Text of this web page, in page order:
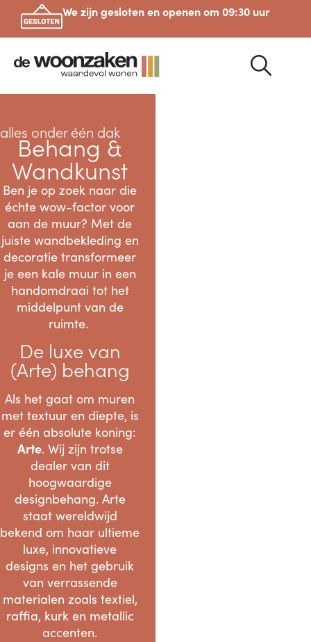
We zijn gesloten en openen om 09:30 uur
alles onder één dak
Behang &
Wandkunst
Ben je op zoek naar die
échte wow-factor voor
aan de muur? Met de
juiste wandbekleding en
decoratie transformeer
je een kale muur in een
handomdraai tot het
middelpunt van de
ruimte.
De luxe van
(Arte) behang
Als het gaat om muren
met textuur en diepte, is
er één absolute koning:
Arte. Wij zijn trotse
dealer van dit
hoogwaardige
designbehang. Arte
staat wereldwijd
bekend om haar ultieme
luxe, innovatieve
designs en het gebruik
van verrassende
materialen zoals textiel,
raffia, kurk en metallic
accenten.